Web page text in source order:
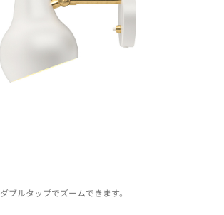
ダブルタップでズームできます。